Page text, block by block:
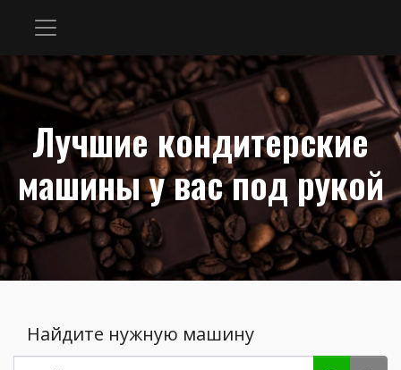
Лучшие кондитерские
машины у вас под рукой
Найдите нужную машину